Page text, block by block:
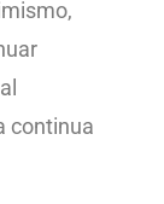
continua